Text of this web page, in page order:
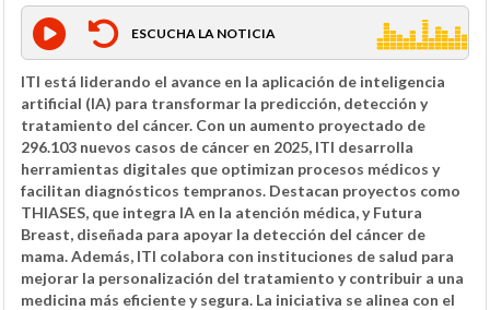
ESCUCHA LA NOTICIA
ITI está liderando el avance en la aplicación de inteligencia
artificial (IA) para transformar la predicción, detección y
tratamiento del cáncer. Con un aumento proyectado de
296.103 nuevos casos de cáncer en 2025, ITI desarrolla
herramientas digitales que optimizan procesos médicos y
facilitan diagnósticos tempranos. Destacan proyectos como
THIASES, que integra IA en la atención médica, y Futura
Breast, diseñada para apoyar la detección del cáncer de
mama. Además, ITI colabora con instituciones de salud para
mejorar la personalización del tratamiento y contribuir a una
medicina más eficiente y segura. La iniciativa se alinea con el